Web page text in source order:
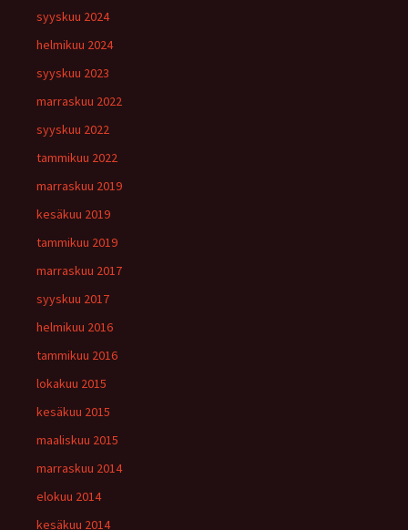
syyskuu 2024
helmikuu 2024
syyskuu 2023
marraskuu 2022
syyskuu 2022
tammikuu 2022
marraskuu 2019
kesäkuu 2019
tammikuu 2019
marraskuu 2017
syyskuu 2017
helmikuu 2016
tammikuu 2016
lokakuu 2015
kesäkuu 2015
maaliskuu 2015
marraskuu 2014
elokuu 2014
kesäkuu 2014